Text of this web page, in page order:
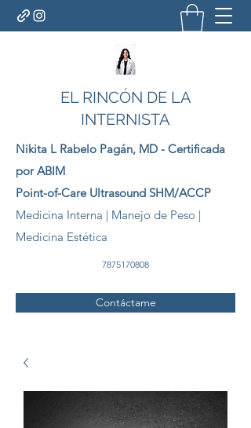
EL RINCÓN DE LA
INTERNISTA
Nikita L Rabelo Pagán, MD - Certificada
por ABIM
Point-of-Care Ultrasound SHM/ACCP
Medicina Interna | Manejo de Peso |
Medicina Estética
7875170808
Contáctame